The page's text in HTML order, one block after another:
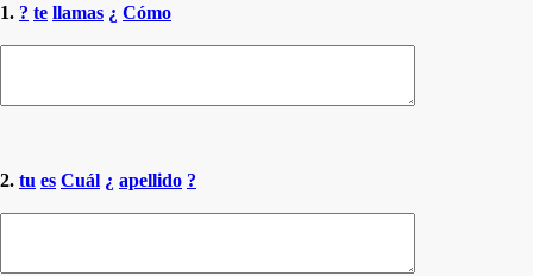
1. ? te llamas ¿ Cómo
2. tu es Cuál ¿ apellido ?